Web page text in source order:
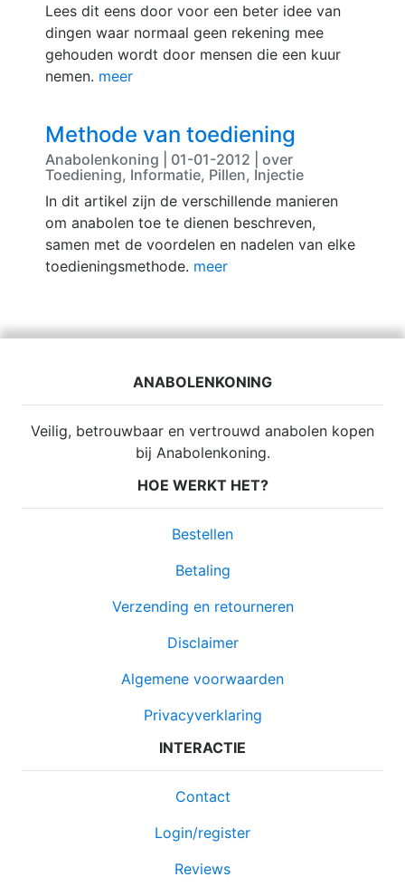
Lees dit eens door voor een beter idee van
dingen waar normaal geen rekening mee
gehouden wordt door mensen die een kuur
nemen. meer
Methode van toediening
Anabolenkoning | 01-01-2012 | over
Toediening, Informatie, Pillen, Injectie
In dit artikel zijn de verschillende manieren
om anabolen toe te dienen beschreven,
samen met de voordelen en nadelen van elke
toedieningsmethode. meer
ANABOLENKONING
Veilig, betrouwbaar en vertrouwd anabolen kopen
bij Anabolenkoning.
HOE WERKT HET?
Bestellen
Betaling
Verzending en retourneren
Disclaimer
Algemene voorwaarden
Privacyverklaring
INTERACTIE
Contact
Login/register
Reviews